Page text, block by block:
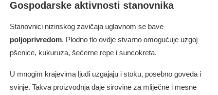
Gospodarske aktivnosti stanovnika
Stanovnici nizinskog zavičaja uglavnom se bave
poljoprivredom. Plodno tlo ovdje stvarno omogućuje uzgoj
pšenice, kukuruza, šećerne repe i suncokreta.
U mnogim krajevima ljudi uzgajaju i stoku, posebno goveda i
svinje. Takva proizvodnja daje sirovine za mliječne i mesne